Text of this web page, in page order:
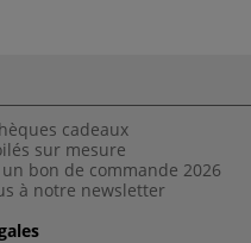
cadeaux
sur mesure
bon de commande 2026
à notre newsletter